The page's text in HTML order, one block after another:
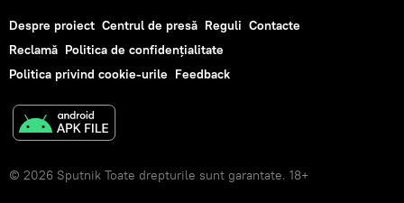
Despre proiect Centrul de presă Reguli Contacte
Reclamă Politica de confidențialitate
Politica privind cookie-urile Feedback
© 2026 Sputnik Toate drepturile sunt garantate. 18+